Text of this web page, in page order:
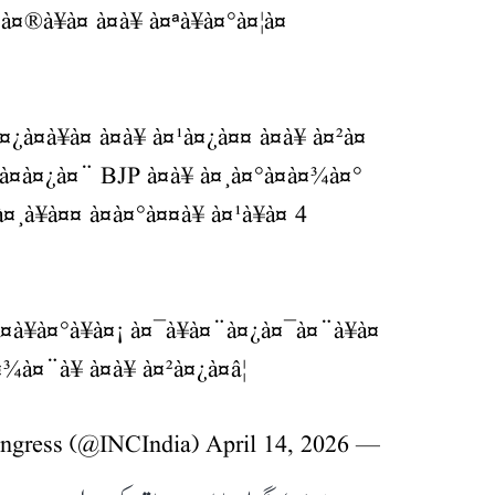
à¤­à¥ à¤ªà¥à¤°à¤¦à¤
à¤à¥ à¤¹à¤¿à¤¤ à¤à¥ à¤²à¤
BJP à¤à¥ à¤¸à¤°à¤à¤¾à¤°
à¤à¤°à¤¤à¥ à¤¹à¥à¤ 4
à¤¯à¥à¤¨à¤¿à¤¯à¤¨à¥à¤
à¤à¥ à¤²à¤¿à¤â¦
— Congress (@INCIndia)
April 14, 2026